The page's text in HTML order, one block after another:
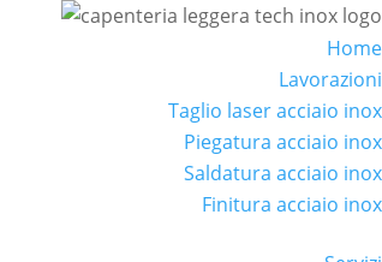
Home
Lavorazioni
Taglio laser acciaio inox
Piegatura acciaio inox
Saldatura acciaio inox
Finitura acciaio inox